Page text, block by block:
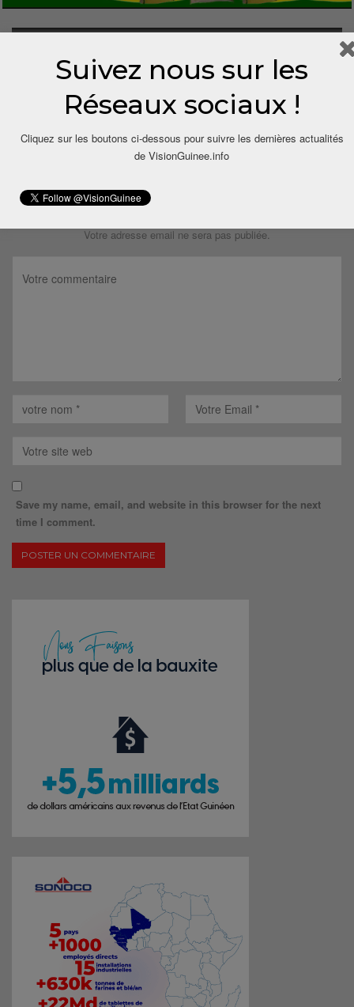
Sénégalais!Dit 12 ans depuis
Répondre
LAISSER UN COMMENTAIRE
Votre adresse email ne sera pas publiée.
Save my name, email, and website in this browser for the next
time I comment.
Suivez nous sur les
Réseaux sociaux !
Cliquez sur les boutons ci-dessous pour suivre les dernières actualités
de VisionGuinee.info